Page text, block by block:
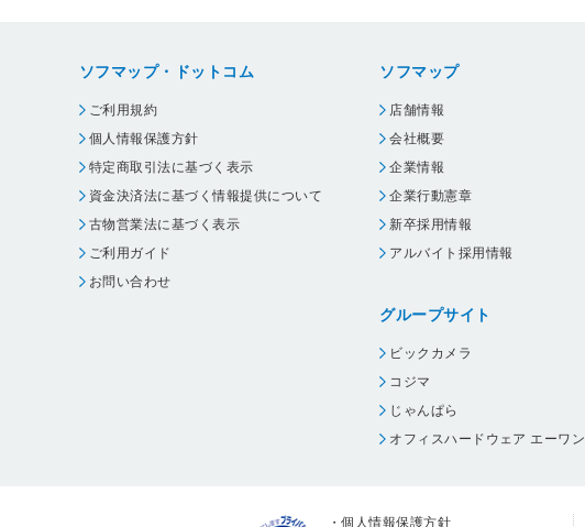
ソフマップ・ドットコム
ご利用規約
個人情報保護方針
特定商取引法に基づく表示
資金決済法に基づく情報提供について
古物営業法に基づく表示
ご利用ガイド
お問い合わせ
ソフマップ
店舗情報
会社概要
企業情報
企業行動憲章
新卒採用情報
アルバイト採用情報
グループサイト
ビックカメラ
コジマ
じゃんぱら
オフィスハードウェア エーワン
・個人情報保護方針